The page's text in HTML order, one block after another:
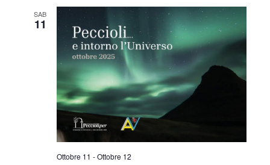
SAB
11
Ottobre 11 -Ottobre 12